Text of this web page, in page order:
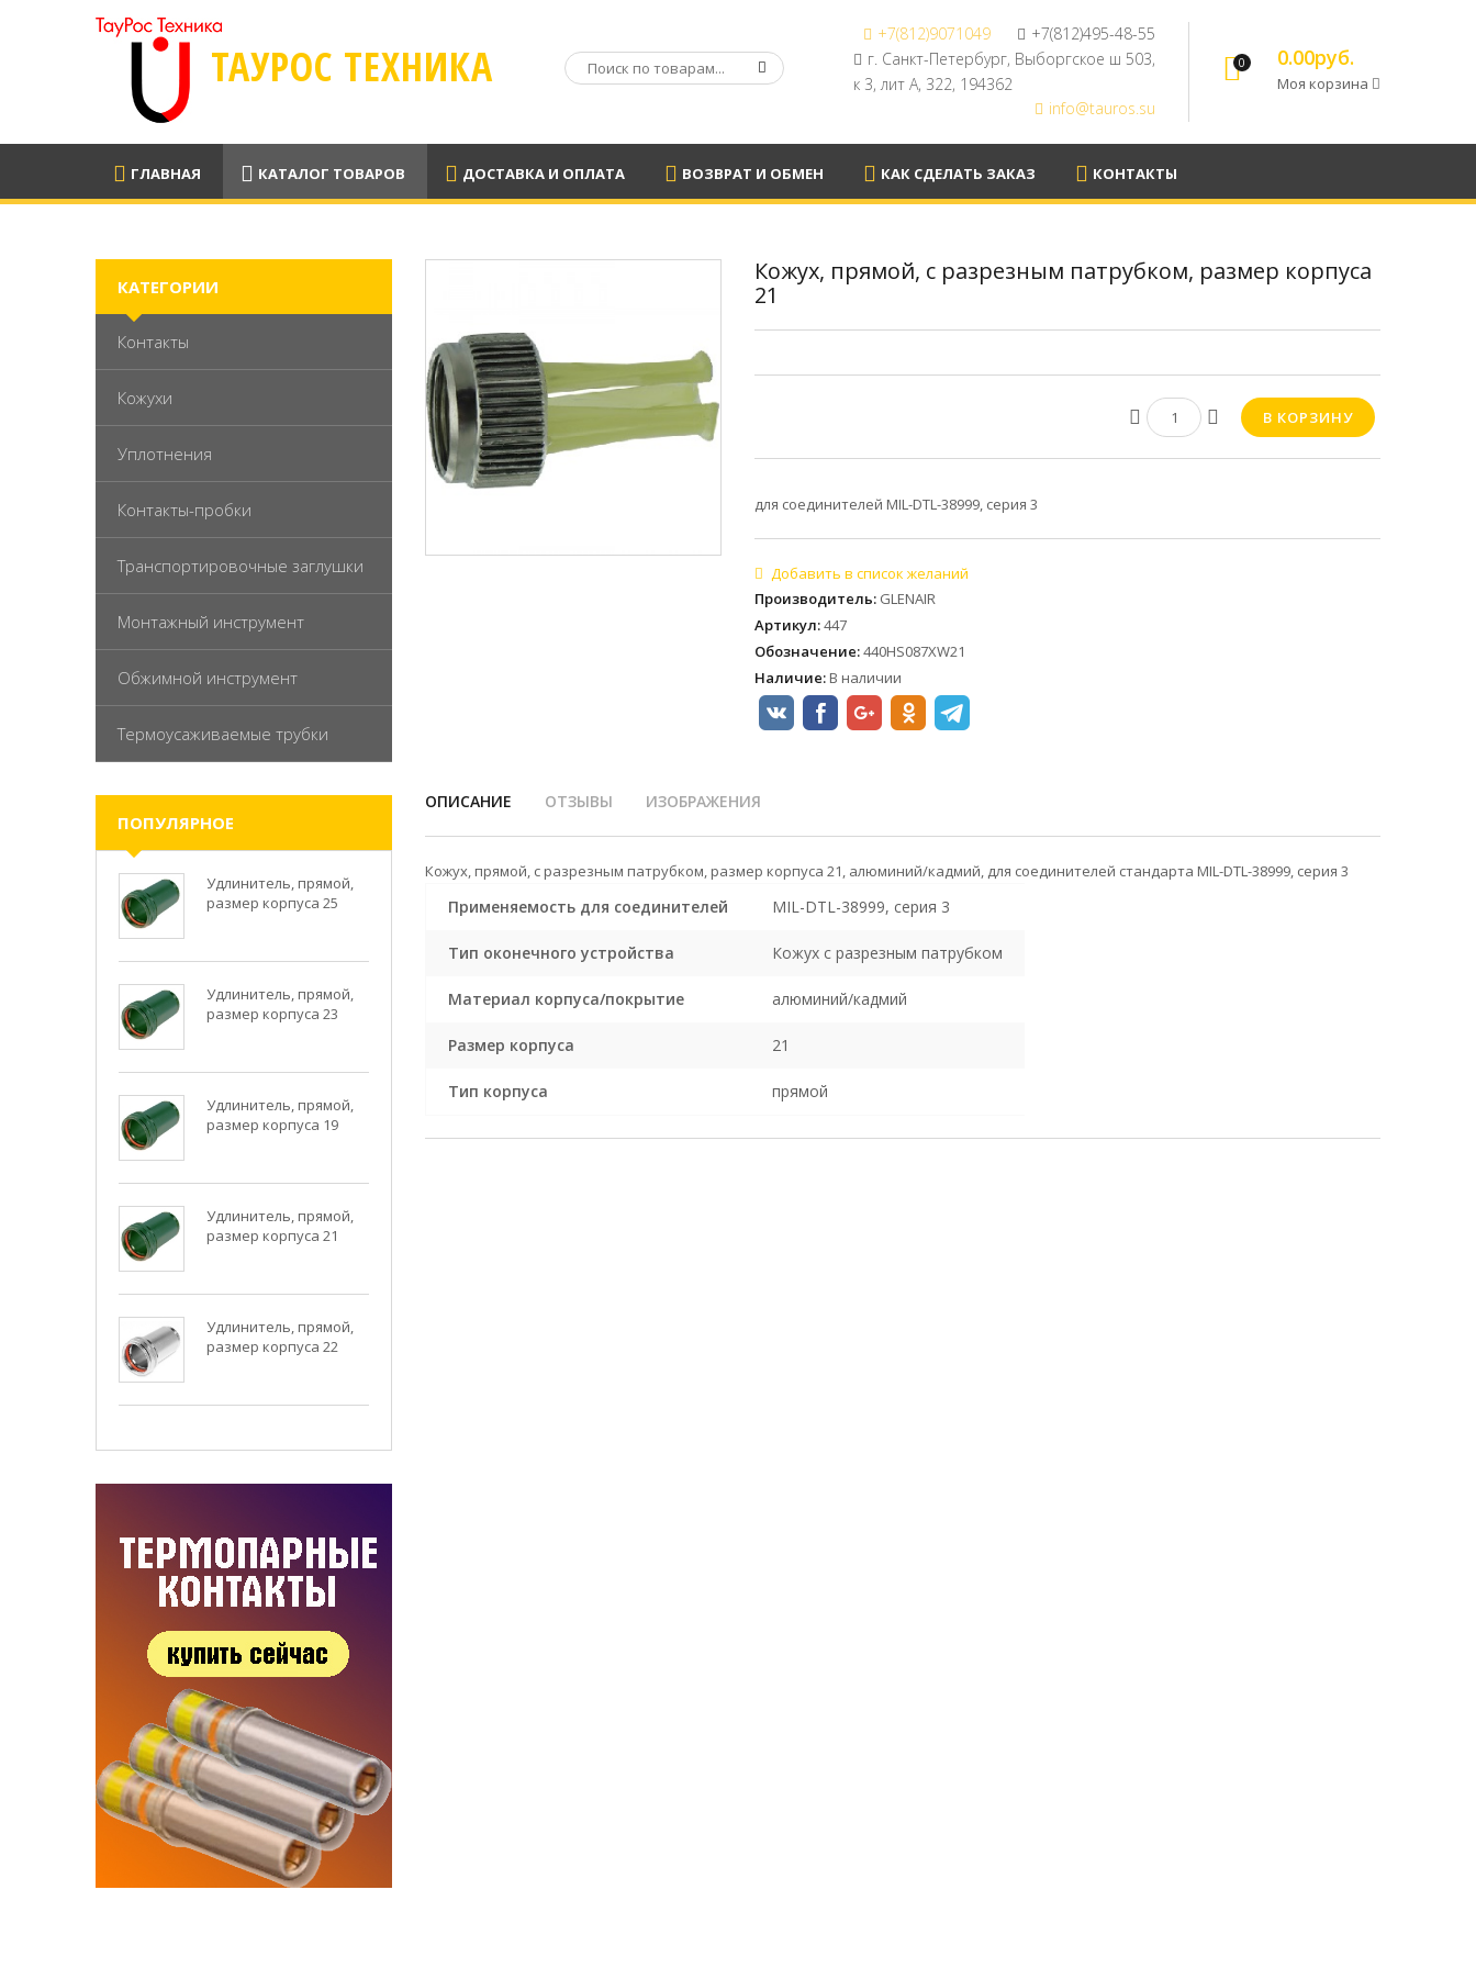
ТАУРОС ТЕХНИКА
+7(812)9071049
+7(812)495-48-55
г. Санкт-Петербург, Выборгское ш 503,
к 3, лит А, 322, 194362
info@tauros.su
0 0.00руб.
Моя корзина
ГЛАВНАЯ КАТАЛОГ ТОВАРОВ ДОСТАВКА И ОПЛАТА ВОЗВРАТ И ОБМЕН КАК СДЕЛАТЬ ЗАКАЗ КОНТАКТЫ
Кожух, прямой, с разрезным патрубком, размер корпуса
21
для соединителей MIL-DTL-38999, серия 3
Производитель: GLENAIR
Артикул:447
Обозначение:440HS087XW21
Наличие: В наличии
ОПИСАНИЕ ОТЗЫВЫ ИЗОБРАЖЕНИЯ
Кожух, прямой, с разрезным патрубком, размер корпуса 21, алюминий/кадмий, для соединителей стандарта MIL-DTL-38999, серия 3
Применяемость для соединителей MIL-DTL-38999, серия 3
Тип оконечного устройства Кожух с разрезным патрубком
Материал корпуса/покрытие алюминий/кадмий
Размер корпуса 21
Тип корпуса прямой
КАТЕГОРИИ
Контакты
Кожухи
Уплотнения
Контакты-пробки
Транспортировочные заглушки
Монтажный инструмент
Обжимной инструмент
Термоусаживаемые трубки
ПОПУЛЯРНОЕ
Удлинитель, прямой,
размер корпуса 25
Удлинитель, прямой,
размер корпуса 23
Удлинитель, прямой,
размер корпуса 19
Удлинитель, прямой,
размер корпуса 21
Удлинитель, прямой,
размер корпуса 22